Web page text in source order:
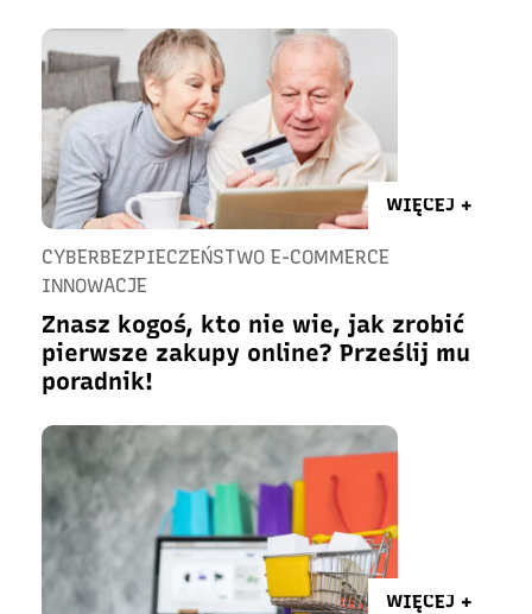
WIĘCEJ +
CYBERBEZPIECZEŃSTWO E-COMMERCE
INNOWACJE
Znasz kogoś, kto nie wie, jak zrobić
pierwsze zakupy online? Prześlij mu
poradnik!
WIĘCEJ +